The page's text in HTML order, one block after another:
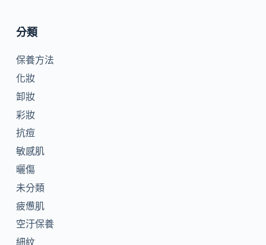
分類
保養方法
化妝
卸妝
彩妝
抗痘
敏感肌
曬傷
未分類
疲憊肌
空汙保養
細紋